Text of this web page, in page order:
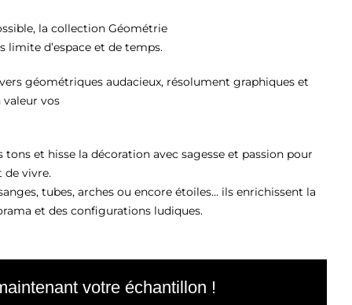
la collection Géométrie
limite d’espace et de temps.
géométriques audacieux, résolument graphiques et
vos
tons et hisse la décoration avec sagesse et passion pour
de vivre.
tubes, arches ou encore étoiles… ils enrichissent la
et des configurations ludiques.
votre échantillon !